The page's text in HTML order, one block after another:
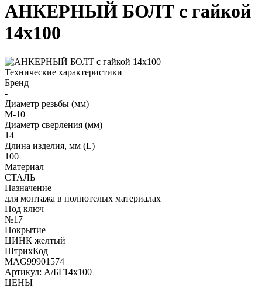
АНКЕРНЫЙ БОЛТ с гайкой
14х100
Технические характеристики
Бренд
-
Диаметр резьбы (мм)
М-10
Диаметр сверления (мм)
14
Длина изделия, мм (L)
100
Материал
СТАЛЬ
Назначение
для монтажа в полнотелых материалах
Под ключ
№17
Покрытие
ЦИНК желтый
ШтрихКод
MAG99901574
Артикул: А/БГ14х100
ЦЕНЫ